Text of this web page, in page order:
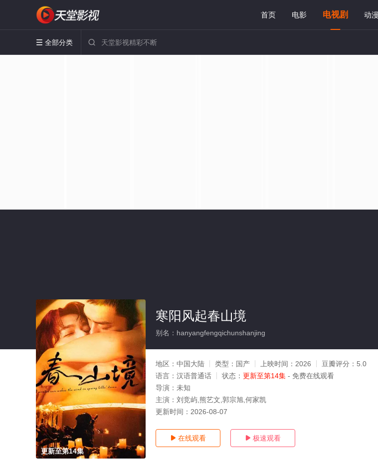
首页 电影 电视剧 动漫
 全部分类 
更新至第14集
寒阳风起春山境
别名：hanyangfengqichunshanjing
地区： 中国大陆 类型： 国产 上映时间： 2026 豆瓣评分： 5.0
语言： 汉语普通话 状态： 更新至第14集 - 免费在线观看
导演： 未知
主演： 刘竞屿,熊艺文,郭宗旭,何家凯
更新时间： 2026-08-07
 在线观看  极速观看